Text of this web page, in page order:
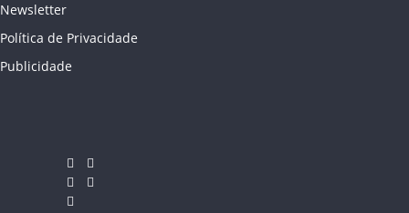
Newsletter
Política de Privacidade
Publicidade